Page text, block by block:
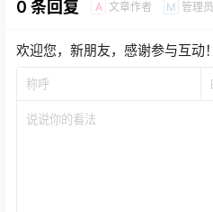
0 条回复 A 文章作者 M 管理员
欢迎您，新朋友，感谢参与互动！